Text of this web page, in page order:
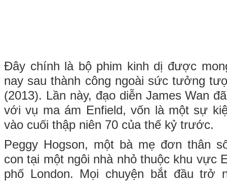
Đây chính là bộ phim kinh dị được
nay sau thành công ngoài sức tưởng
(2013). Lần này, đạo diễn James Wan
với vụ ma ám Enfield, vốn là một sự
vào cuối thập niên 70 của thế kỷ trước.
Peggy Hogson, một bà mẹ đơn thân
con tại một ngôi nhà nhỏ thuộc khu vực
phố London. Mọi chuyện bắt đầu trở